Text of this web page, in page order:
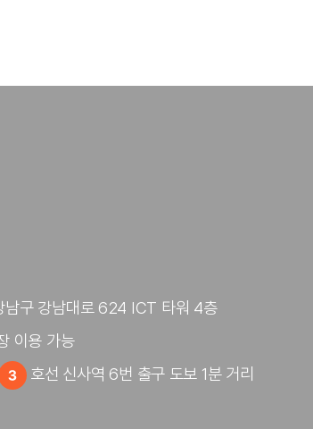
남구 강남대로 624 ICT 타워 4층
이용 가능
호선 신사역 6번 출구 도보 1분 거리